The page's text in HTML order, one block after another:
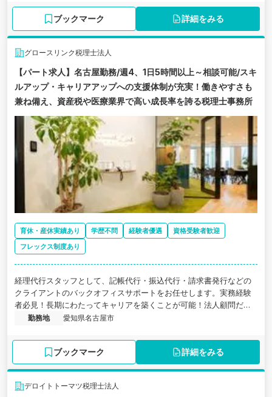
ブックマーク 詳細をみる
グロースリンク税理士法人
【パート求人】名古屋勤務/週4、1日5時間以上～相談可能/スキ
ルアップ・キャリアアップへの支援体制が充実！働きやすさも
兼ね備え、資産税や医療業界で高い成長率を誇る税理士事務所
育休・産休実績あり 学歴不問 経験者優遇
資格受験者歓迎
フレックス制度あり
経理代行スタッフとして、記帳代行・振込代行・請求書発行などの
クライアントのバックオフィスサポートをお任せします。実務経験
者必見！長期にわたってキャリアを築くことが可能！法人顧問だけ
でなく資産税や医療業界で高い成長率を誇る若手税理士法人のパー
勤務地 愛知県名古屋市
ブックマーク 詳細をみる
デロイトトーマツ税理士法人